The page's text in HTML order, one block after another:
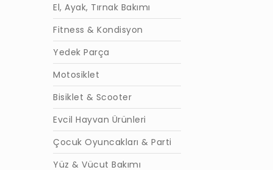
El, Ayak, Tırnak Bakımı
Fitness & Kondisyon
Yedek Parça
Motosiklet
Bisiklet & Scooter
Evcil Hayvan Ürünleri
Çocuk Oyuncakları & Parti
Yüz & Vücut Bakımı